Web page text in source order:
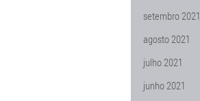
setembro 2021
agosto 2021
julho 2021
junho 2021